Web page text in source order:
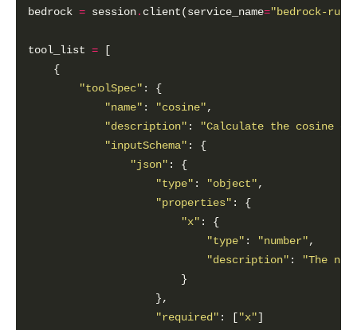
bedrock = session. client(service_name="bedrock-
tool_list =
"toolSpec"
"name" : "cosine"
"description" :
"Calculate the cosine
"inputSchema"
"json"
"type" : "object"
"properties"
"x"
"type" : "number"
"description" :
"The
"required" : ["x"